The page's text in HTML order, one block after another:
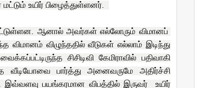
மட்டும் உயிர் பிழைத்துள்ளனர்.
ஆனால் அவர்கள் எல்லோரும் விமானப்
விமானம் விழுந்ததில் வீடுகள் எல்லாம் இடிந்து
சிசிடிவி கேமிராவில் பதிவாகி
வீடியோவை பார்த்து அனைவருமே அதிர்ச்சி
இவ்வளவு பயங்கரமான விபத்தில் இருவர்
உயிர்